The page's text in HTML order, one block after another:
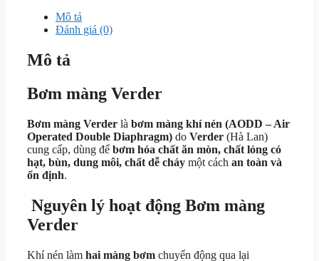
Mô tả
Đánh giá (0)
Mô tả
Bơm màng Verder
Bơm màng Verder là bơm màng khí nén (AODD – Air
Operated Double Diaphragm) do Verder (Hà Lan)
cung cấp, dùng để bơm hóa chất ăn mòn, chất lỏng có
hạt, bùn, dung môi, chất dễ cháy một cách an toàn và
ổn định.
Nguyên lý hoạt động Bơm màng
Verder
Khí nén làm hai màng bơm chuyển động qua lại